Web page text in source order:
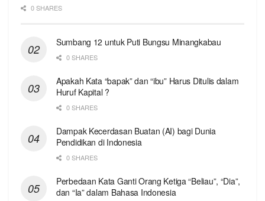
0 SHARES
Sumbang 12 untuk Puti Bungsu Minangkabau
0 SHARES
Apakah Kata “bapak” dan “ibu” Harus Ditulis dalam
Huruf Kapital ?
0 SHARES
Dampak Kecerdasan Buatan (AI) bagi Dunia
Pendidikan di Indonesia
0 SHARES
Perbedaan Kata Ganti Orang Ketiga “Beliau”, “Dia”,
dan “Ia” dalam Bahasa Indonesia